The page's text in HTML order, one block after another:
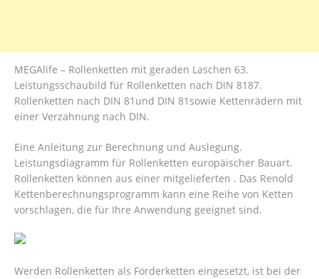
MEGAlife – Rollenketten mit geraden Laschen 63.
Leistungsschaubild für Rollenketten nach DIN 8187.
Rollenketten nach DIN 81und DIN 81sowie Kettenrädern mit
einer Verzahnung nach DIN.
Eine Anleitung zur Berechnung und Auslegung.
Leistungsdiagramm für Rollenketten europäischer Bauart.
Rollenketten können aus einer mitgelieferten . Das Renold
Kettenberechnungsprogramm kann eine Reihe von Ketten
vorschlagen, die für Ihre Anwendung geeignet sind.
Werden Rollenketten als Förderketten eingesetzt, ist bei der